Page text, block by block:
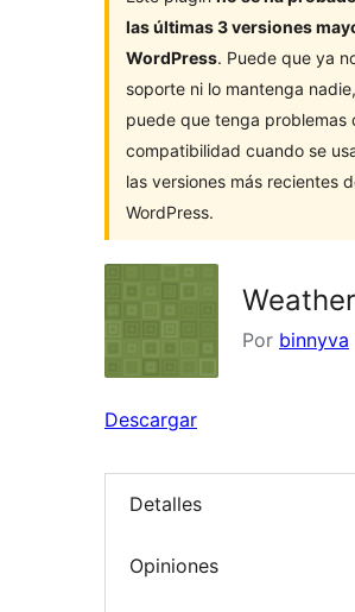
las últimas 3 versiones
WordPress. Puede que ya
soporte ni lo mantenga
puede que tenga problemas
compatibilidad cuando se
las versiones más recientes
WordPress.
Por binnyva
Descargar
Detalles
Opiniones